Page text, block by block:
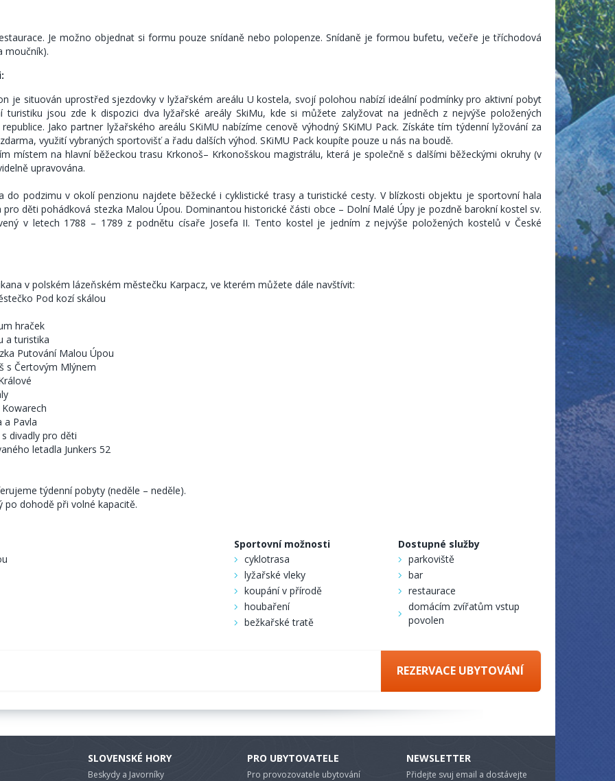
v létě parkování u penzionu.
Kč / os. starší 18 let / den.
se účtují storno poplatky ve výši 20% z ceny pobytu.
odjezdu klienta ze závažných důvodů je možné refundovat
Je možno objednat si formu pouze snídaně nebo polopenze. Snídaně je formou bufetu, večeře je tříchodová
moučník).
je situován uprostřed sjezdovky v lyžařském areálu U kostela, svojí polohou nabízí ideální podmínky pro aktivní pobyt
turistiku jsou zde k dispozici dva lyžařské areály SkiMu, kde si můžete zalyžovat na jedněch z nejvýše položených
Jako partner lyžařského areálu SKiMU nabízíme cenově výhodný SKiMU Pack. Získáte tím týdenní lyžování za
využití vybraných sportovišť a řadu dalších výhod. SKiMU Pack koupíte pouze u nás na boudě.
místem na hlavní běžeckou trasu Krkonoš– Krkonošskou magistrálu, která je společně s dalšími běžeckými okruhy (v
upravována.
do podzimu v okolí penzionu najdete běžecké i cyklistické trasy a turistické cesty. V blízkosti objektu je sportovní hala
pro děti pohádková stezka Malou Úpou. Dominantou historické části obce – Dolní Malé Úpy je pozdně barokní kostel sv.
v letech 1788 – 1789 z podnětu císaře Josefa II. Tento kostel je jedním z nejvýše položených kostelů v České
v polském lázeňském městečku Karpacz, ve kterém můžete dále navštívit:
Pod kozí skálou
hraček
a turistika
Putování Malou Úpou
s Čertovým Mlýnem
a Pavla
divadly pro děti
letadla Junkers 52
týdenní pobyty (neděle – neděle).
po dohodě při volné kapacitě.
Sportovní možnosti
cyklotrasa
lyžařské vleky
koupání v přírodě
houbaření
bežkařské tratě
Dostupné služby
parkoviště
bar
restaurace
domácím zvířatům vstup
povolen
REZERVACE UBYTOVÁNÍ
SLOVENSKÉ HORY
Beskydy a Javorníky
PRO UBYTOVATELE
Pro provozovatele ubytování
NEWSLETTER
Přidejte svuj email a dostávejte